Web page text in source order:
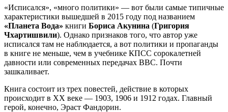
«Исписался», «много политики» — вот были самые типичные
характеристики вышедшей в 2015 году под названием
«Планета Вода» книги Бориса Акунина (Григория
Чхартишвили). Однако признаков того, что автор уже
исписался там не наблюдается, а вот политики и пропаганды
в книге не меньше, чем в учебнике КПСС сорокалетней
давности или современных передачах BBC. Почти
зашкаливает.
Книга состоит из трех повестей, действие в которых
происходит в XX веке — 1903, 1906 и 1912 годах. Главный
герой, конечно, Эраст Фандорин.